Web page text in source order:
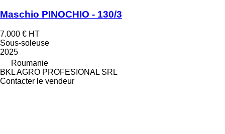
Maschio PINOCHIO - 130/3
7.000 € HT
Sous-soleuse
2025
Roumanie
BKL AGRO PROFESIONAL SRL
Contacter le vendeur